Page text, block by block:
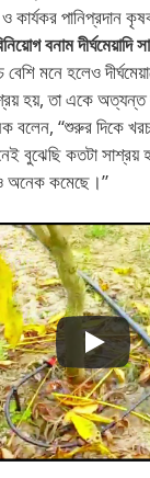
কার্যকর পানিপ্রদান
বনাম দীর্ঘমেয়াদি
মনে হলেও
হয়, তা একে
“শুরুর দিকে খরচ
বুঝেছি কতটা সাশ্রয়
অনেক কমেছে।”